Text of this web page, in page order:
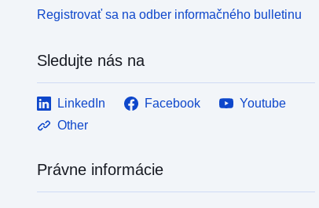
Registrovať sa na odber informačného bulletinu
Sledujte nás na
LinkedIn Facebook
Youtube
Other
Právne informácie